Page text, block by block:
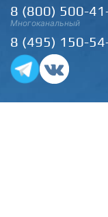
8 (800) 500-
Многоканальный
8 (495) 150-